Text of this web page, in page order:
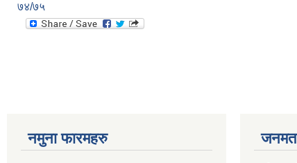
७४/७५
नमुना फारमहरु जनमत